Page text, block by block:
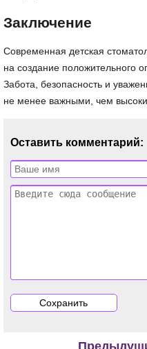
Заключение
Современная детская
на создание положительного
Забота, безопасность и
не менее важными, чем
Оставить комментарий: